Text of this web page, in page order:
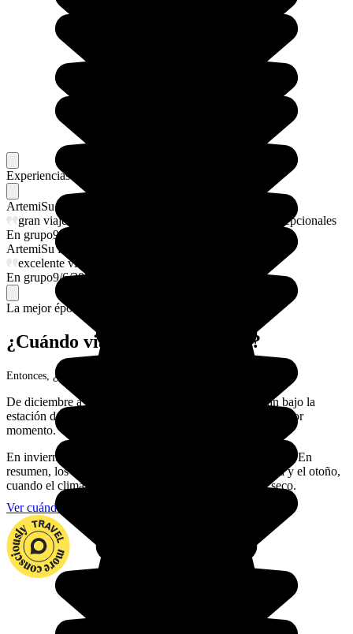
Experiencias memorables
ArtemiSu flechazo
gran viajes von grandes compañeros y unos guías excepcionales
En grupo9/6/2026
ArtemiSu flechazo
excelente viajes con grandes guias
En grupo9/6/2026
La mejor época para ir.
¿Cuándo viajar a Madagascar?
Entonces, ¿cuándo te vas a ir a la Gran Isla?
De diciembre a marzo, la mayoría de las regiones están bajo la
estación de las lluvias, ¡incluso hay ciclones! No es el mejor
momento.
En invierno (de julio a agosto) espera fresco en las alturas. En
resumen, los mejores momentos para ir son la primavera y el otoño,
cuando el clima es menos cálido y el tiempo bastante seco.
Ver cuándo viajar